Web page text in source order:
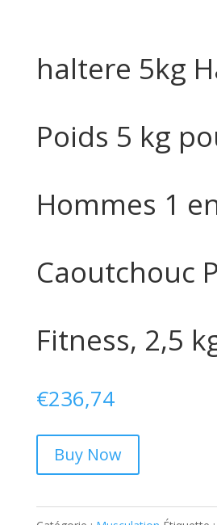
haltere 5kg
Poids 5 kg
Hommes 1
Caoutchouc
Fitness, 2,5
€236,74
Buy Now